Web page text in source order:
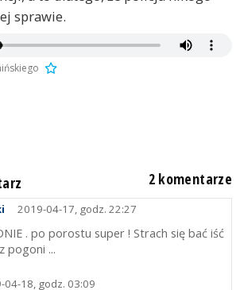
sprawie.
2 komentarze
2019-04-17, godz. 22:27
. po porostu super ! Strach się bać iść
pogoni ...
04-18, godz. 03:09